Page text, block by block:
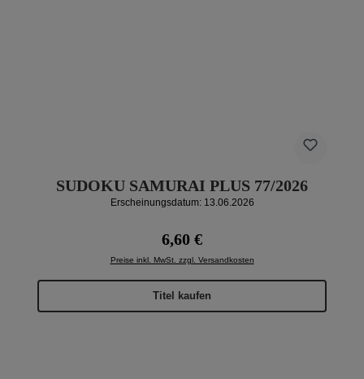
SUDOKU SAMURAI PLUS 77/2026
Erscheinungsdatum: 13.06.2026
Regulärer Preis:
6,60 €
Preise inkl. MwSt. zzgl. Versandkosten
Titel kaufen